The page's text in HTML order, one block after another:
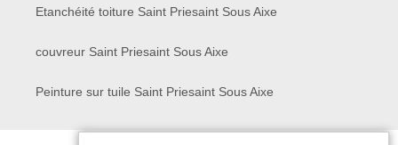
Etanchéité toiture Saint Priesaint Sous Aixe
couvreur Saint Priesaint Sous Aixe
Peinture sur tuile Saint Priesaint Sous Aixe